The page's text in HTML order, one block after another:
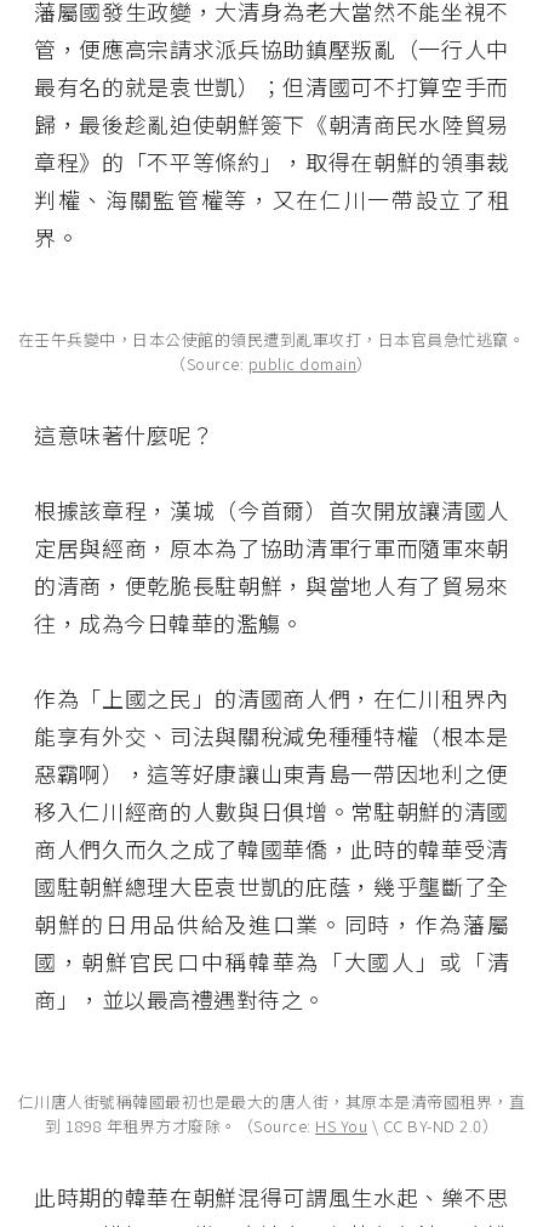
藩屬國發生政變，大清身為老大當然不能坐視不
管，便應高宗請求派兵協助鎮壓叛亂（一行人中
最有名的就是袁世凱）；但清國可不打算空手而
歸，最後趁亂迫使朝鮮簽下《朝清商民水陸貿易
章程》的「不平等條約」，取得在朝鮮的領事裁
判權、海關監管權等，又在仁川一帶設立了租
界。
在壬午兵變中，日本公使館的領民遭到亂軍攻打，日本官員急忙逃竄。
（Source: public domain）
這意味著什麼呢？
根據該章程，漢城（今首爾）首次開放讓清國人
定居與經商，原本為了協助清軍行軍而隨軍來朝
的清商，便乾脆長駐朝鮮，與當地人有了貿易來
往，成為今日韓華的濫觴。
作為「上國之民」的清國商人們，在仁川租界內
能享有外交、司法與關稅減免種種特權（根本是
惡霸啊），這等好康讓山東青島一帶因地利之便
移入仁川經商的人數與日俱增。常駐朝鮮的清國
商人們久而久之成了韓國華僑，此時的韓華受清
國駐朝鮮總理大臣袁世凱的庇蔭，幾乎壟斷了全
朝鮮的日用品供給及進口業。同時，作為藩屬
國，朝鮮官民口中稱韓華為「大國人」或「清
商」，並以最高禮遇對待之。
仁川唐人街號稱韓國最初也是最大的唐人街，其原本是清帝國租界，直
到 1898 年租界方才廢除。（Source: HS You \ CC BY-ND 2.0）
此時期的韓華在朝鮮混得可謂風生水起、樂不思